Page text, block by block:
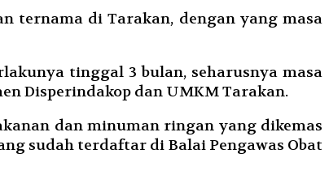
ternama di Tarakan, dengan yang masa
tinggal 3 bulan, seharusnya masa
Disperindakop dan UMKM Tarakan.
dan minuman ringan yang dikemas
sudah terdaftar di Balai Pengawas Obat